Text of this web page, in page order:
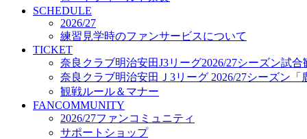
プロジェクト
コーチ&スタッフ
ジュニア
ジュニアユース
ユース
練習拠点（ナラディーア）
SCHOOL
CLUB
2026/27 パートナー企業
パートナー募集
SCHEDULE
2026/27
練習見学時のファンサービスについて
TICKET
奈良クラブ明治安田J3リーグ2026/27シーズン試合
奈良クラブ明治安田Ｊ3リーグ 2026/27シーズン「
観戦ルール＆マナー
FANCOMMUNITY
2026/27ファンコミュニティ
サポートショップ